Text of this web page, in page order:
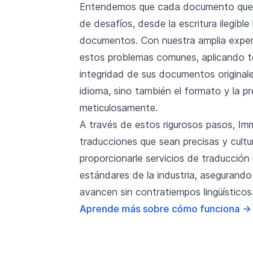
Entendemos que cada documento
de desafíos, desde la escritura
documentos. Con nuestra amplia
estos problemas comunes, aplicando
integridad de sus documentos
idioma, sino también el formato y la
meticulosamente.
A través de estos rigurosos pasos,
traducciones que sean precisas y
proporcionarle servicios de
estándares de la industria,
avancen sin contratiempos lingüísticos.
Aprende más sobre cómo funciona →